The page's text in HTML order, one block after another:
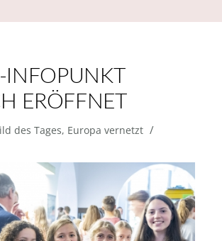
INFOPUNKT
ERÖFFNET
des Tages, Europa vernetzt /